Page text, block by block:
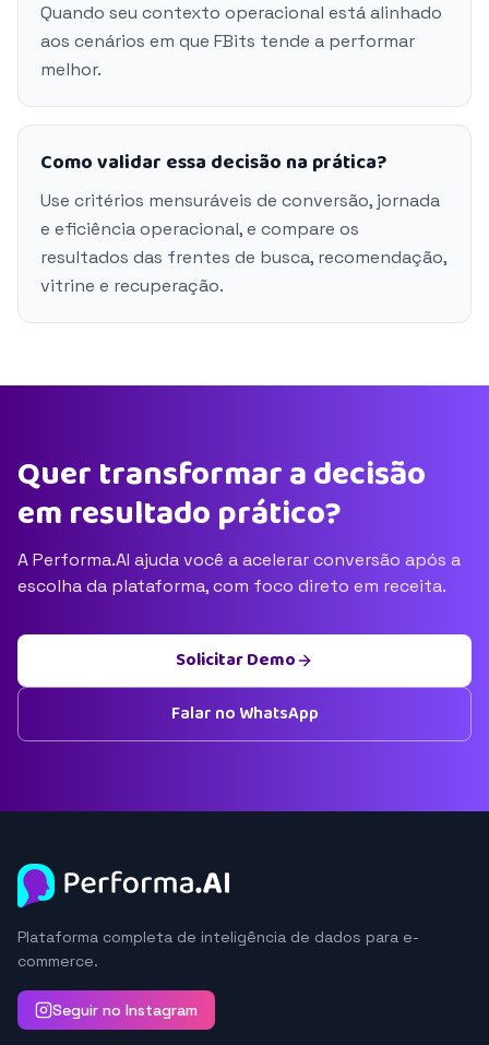
Quando seu contexto operacional está alinhado
aos cenários em que FBits tende a performar
melhor.
Como validar essa decisão na prática?
Use critérios mensuráveis de conversão, jornada
e eficiência operacional, e compare os
resultados das frentes de busca, recomendação,
vitrine e recuperação.
Quer transformar a decisão
em resultado prático?
A Performa.AI ajuda você a acelerar conversão após a
escolha da plataforma, com foco direto em receita.
Solicitar Demo
Falar no WhatsApp
Plataforma completa de inteligência de dados para e-
commerce.
Seguir no Instagram